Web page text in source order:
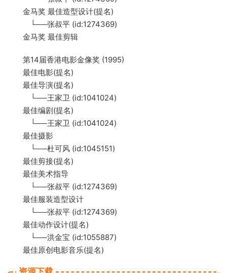
金马奖 最佳造型设计(提名)
└──张叔平 (id:1274369)
金马奖 最佳剪辑
第14届香港电影金像奖 (1995)
最佳电影(提名)
最佳导演(提名)
└──王家卫 (id:1041024)
最佳编剧(提名)
└──王家卫 (id:1041024)
最佳摄影
└──杜可风 (id:1045151)
最佳剪接(提名)
最佳美术指导
└──张叔平 (id:1274369)
最佳服装造型设计
└──张叔平 (id:1274369)
最佳动作设计(提名)
└──洪金宝 (id:1055887)
最佳原创电影音乐(提名)